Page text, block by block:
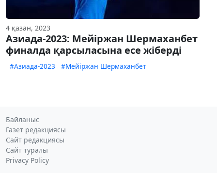
4 қазан, 2023
Азиада-2023: Мейіржан Шермаханбет
финалда қарсыласына есе жіберді
#Азиада-2023 #Мейіржан Шермаханбет
Байланыс
Газет редакциясы
Сайт редакциясы
Сайт туралы
Privacy Policy